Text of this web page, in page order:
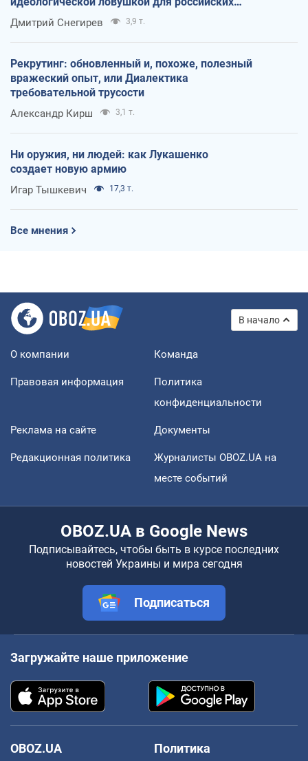
оккупантов
Дмитрий Снегирев 3,9 т.
Рекрутинг: обновленный и, похоже, полезный
вражеский опыт, или Диалектика
требовательной трусости
Александр Кирш 3,1 т.
Ни оружия, ни людей: как Лукашенко
создает новую армию
Игар Тышкевич 17,3 т.
Все мнения
В начало
О компании Команда
Правовая информация
Политика
конфиденциальности
Реклама на сайте Документы
Редакционная политика
Журналисты OBOZ.UA на
месте событий
OBOZ.UA в Google News
Подписывайтесь, чтобы быть в курсе последних
новостей Украины и мира сегодня
Подписаться
Загружайте наше приложение
OBOZ.UA
Политика